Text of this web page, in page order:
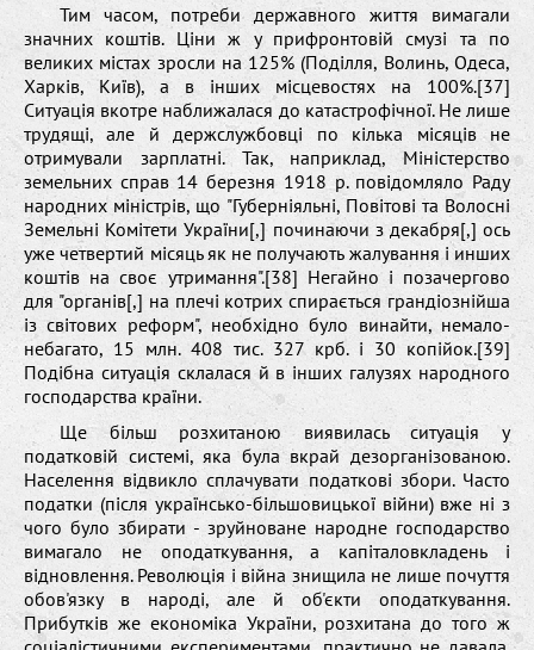
Тим часом, потреби державного життя вимагали
значних коштів. Ціни ж у прифронтовій смузі та по
великих містах зросли на 125% (Поділля, Волинь, Одеса,
Харків, Київ), а в інших місцевостях на 100%.[37]
Ситуація вкотре наближалася до катастрофічної. Не лише
трудящі, але й держслужбовці по кілька місяців не
отримували зарплатні. Так, наприклад, Міністерство
земельних справ 14 березня 1918 р. повідомляло Раду
народних міністрів, що "Губерніяльні, Повітові та Волосні
Земельні Комітети України[,] починаючи з декабря[,] ось
уже четвертий місяць як не получають жалування і инших
коштів на своє утримання".[38] Негайно і позачергово
для "органів[,] на плечі котрих спирається грандіознійша
із світових реформ", необхідно було винайти, немало-
небагато, 15 млн. 408 тис. 327 крб. і 30 копійок.[39]
Подібна ситуація склалася й в інших галузях народного
господарства країни.
Ще більш розхитаною виявилась ситуація у
податковій системі, яка була вкрай дезорганізованою.
Населення відвикло сплачувати податкові збори. Часто
податки (після українсько-більшовицької війни) вже ні з
чого було збирати - зруйноване народне господарство
вимагало не оподаткування, а капіталовкладень і
відновлення. Революція і війна знищила не лише почуття
обов'язку в народі, але й об'єкти оподаткування.
Прибутків же економіка України, розхитана до того ж